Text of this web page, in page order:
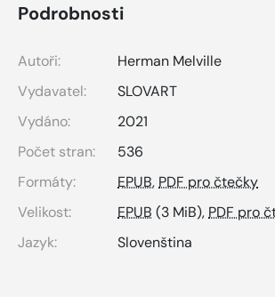
Podrobnosti
Autoři:
Herman Melville
Vydavatel:
SLOVART
Vydáno:
2021
Počet stran:
536
Formáty:
EPUB, PDF pro čtečky
Velikost:
EPUB (3 MiB), PDF pro
Jazyk:
Slovenština